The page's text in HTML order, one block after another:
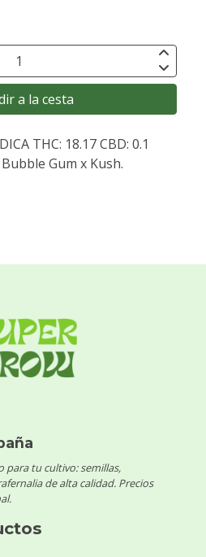
a la cesta
THC: 18.17 CBD: 0.1
Bubble Gum x Kush.
para tu cultivo: semillas,
de alta calidad. Precios